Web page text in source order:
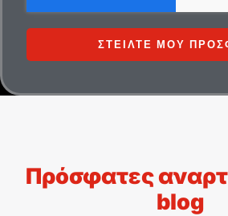
ΣΤΕΊΛΤΕ ΜΟΥ
Πρόσφατες
blog